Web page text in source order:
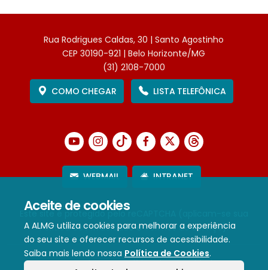
Aceite de cookies
A ALMG utiliza cookies para melhorar a experiência
do seu site e oferecer recursos de acessibilidade.
Saiba mais lendo nossa Política de Cookies.
Rua Rodrigues Caldas, 30 | Santo Agostinho
CEP 30190-921 | Belo Horizonte/MG
(31) 2108-7000
COMO CHEGAR
LISTA TELEFÔNICA
WEBMAIL INTRANET
Este site é protegido pelo reCAPTCHA (aplicam-se sua
Política de PrivacidadeeTermos de Serviço).
Termos de Uso e Política de Privacidade